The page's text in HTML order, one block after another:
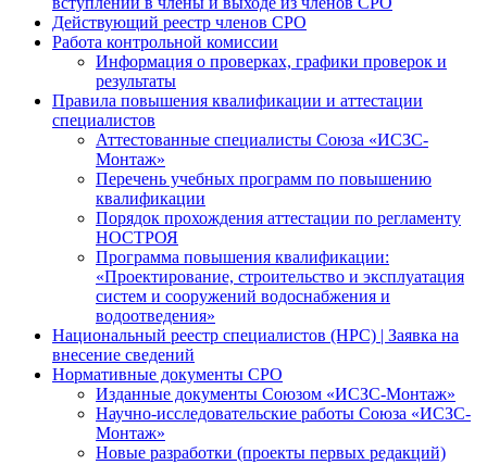
Действующий реестр членов СРО
Работа контрольной комиссии
Информация о проверках, графики проверок и
результаты
Правила повышения квалификации и аттестации
специалистов
Аттестованные специалисты Союза «ИСЗС-
Монтаж»
Перечень учебных программ по повышению
квалификации
Порядок прохождения аттестации по регламенту
НОСТРОЯ
Программа повышения квалификации:
«Проектирование, строительство и эксплуатация
систем и сооружений водоснабжения и
водоотведения»
Национальный реестр специалистов (НРС) | Заявка на
внесение сведений
Нормативные документы СРО
Изданные документы Союзом «ИСЗС-Монтаж»
Научно-исследовательские работы Союза «ИСЗС-
Монтаж»
Новые разработки (проекты первых редакций)